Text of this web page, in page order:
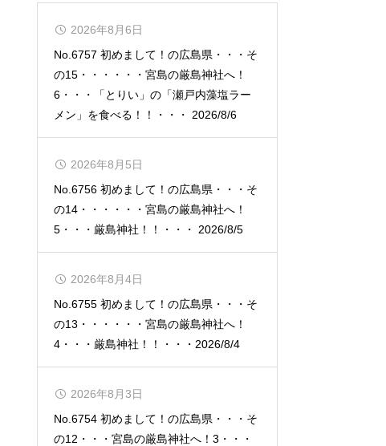
No.6757 初めまして！の広島県・・・そ
の15・・・・・・宮島の厳島神社へ！
6・・・「とりい」の「瀬戸内藻塩ラー
メン」を食べる！！・・・ 2026/8/6
2026年8月6日
No.6756 初めまして！の広島県・・・そ
の14・・・・・・宮島の厳島神社へ！
5・・・厳島神社！！・・・ 2026/8/5
2026年8月5日
No.6755 初めまして！の広島県・・・そ
の13・・・・・・宮島の厳島神社へ！
4・・・厳島神社！！・・・2026/8/4
2026年8月4日
No.6754 初めまして！の広島県・・・そ
の12・・・宮島の厳島神社へ！3・・・
2026年8月3日